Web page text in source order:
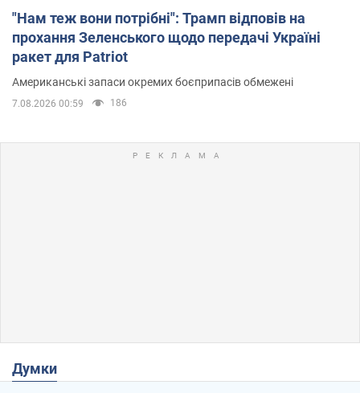
"Нам теж вони потрібні": Трамп відповів на
прохання Зеленського щодо передачі Україні
ракет для Patriot
Американські запаси окремих боєприпасів обмежені
7.08.2026 00:59 186
Думки